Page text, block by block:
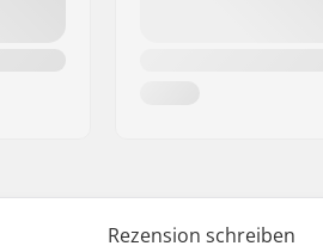
Rezension schreiben